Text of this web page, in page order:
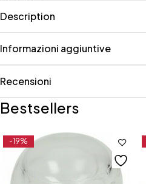
Description
Informazioni aggiuntive
Recensioni
Bestsellers
-19%